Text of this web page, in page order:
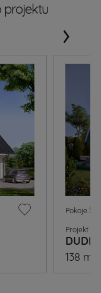
projektu
Pokoje 5
Projekt
138 m
›